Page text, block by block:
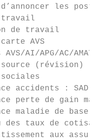
les
de travail
AVS
AVS/AI/APG/AC/AMAT/
(révision)
accidents : SAD –
perte de gain
maladie de base
des taux de
aux